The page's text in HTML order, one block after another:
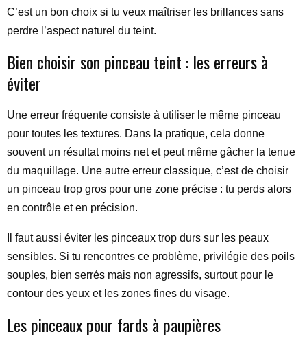
C’est un bon choix si tu veux maîtriser les brillances sans
perdre l’aspect naturel du teint.
Bien choisir son pinceau teint : les erreurs à
éviter
Une erreur fréquente consiste à utiliser le même pinceau
pour toutes les textures. Dans la pratique, cela donne
souvent un résultat moins net et peut même gâcher la tenue
du maquillage. Une autre erreur classique, c’est de choisir
un pinceau trop gros pour une zone précise : tu perds alors
en contrôle et en précision.
Il faut aussi éviter les pinceaux trop durs sur les peaux
sensibles. Si tu rencontres ce problème, privilégie des poils
souples, bien serrés mais non agressifs, surtout pour le
contour des yeux et les zones fines du visage.
Les pinceaux pour fards à paupières